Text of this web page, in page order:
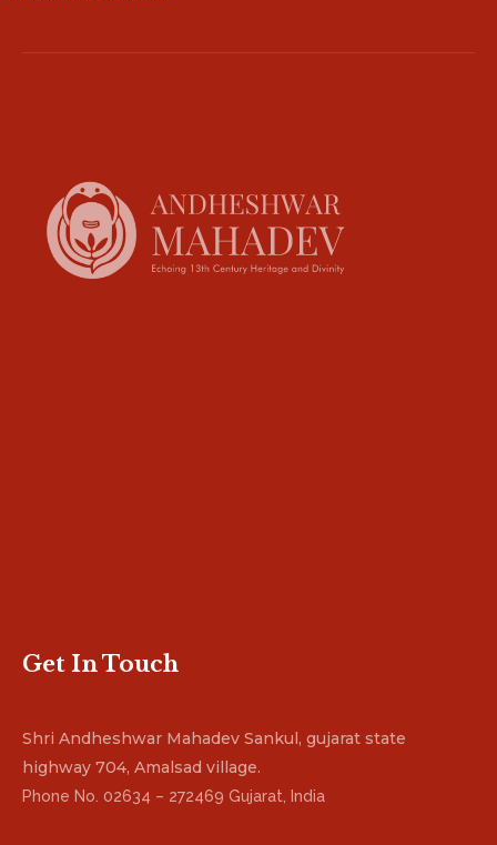
Get In Touch
Shri Andheshwar Mahadev Sankul, gujarat state
highway 704, Amalsad village.
Phone No. 02634 – 272469 Gujarat, India